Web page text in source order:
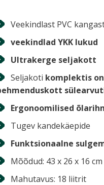
Veekindlast PVC
veekindlad YKK lukud
Ultrakerge seljakott
Seljakoti komplektis
Ergonoomilised
Tugev kandekäepide
Funktsionaalne
Mõõdud: 43 x 26 x 16
Mahutavus: 18 liitrit